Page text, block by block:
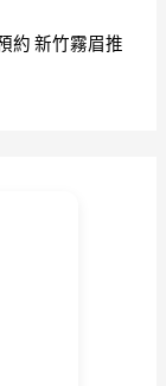
約 新竹霧眉推